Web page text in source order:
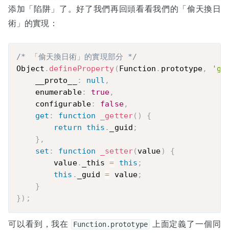
添加「陷阱」了。好了我們再回頭看看我們的「偷天換日
術」的實現：
/* 「偷天換日術」的實現部分 */
Object . defineProperty ( Function . prototype,
    __proto__
: null ,
    enumerable
: true,
    configurable
: false,
get : function _getter( )
{
return
this . _guid ;
} ,
set : function _setter(value )
{
        value
. _this = this ;
this . _guid = value;
}
} ) ;
可以看到，我在 Function.prototype 上面定義了一個同